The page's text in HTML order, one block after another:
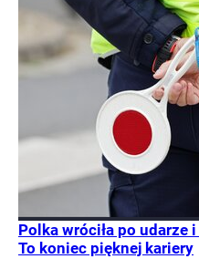
Polka wróciła po udarze
To koniec pięknej kariery